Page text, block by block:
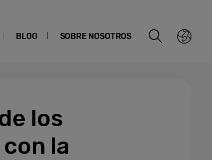
BLOG SOBRE NOSOTROS
los
la